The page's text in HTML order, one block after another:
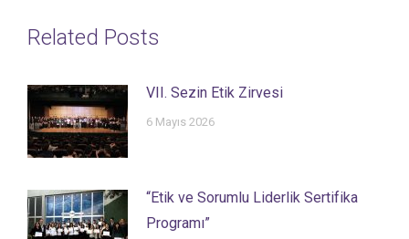
Related Posts
VII. Sezin Etik Zirvesi
6 Mayıs 2026
“Etik ve Sorumlu Liderlik Sertifika
Programı”